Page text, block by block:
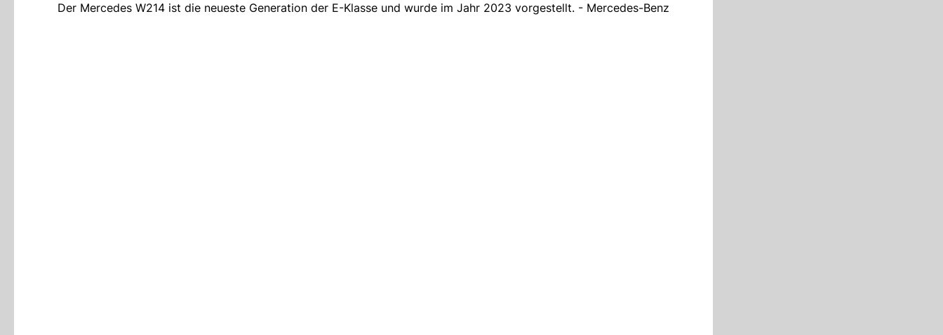
Der Mercedes W214 ist die neueste Generation der E-Klasse und wurde im Jahr 2023 vorgestellt. - Mercedes-Benz